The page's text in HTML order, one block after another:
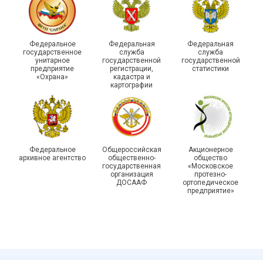
215-й юбилей
государственной
статистики отметили в
Республике Саха (Якутия)
Храбрым детям – добрые
подарки
Федеральное
государственное
унитарное
предприятие
«Охрана»
Федеральная
служба
государственной
регистрации,
кадастра и
картографии
Федеральная
служба
государственной
статистики
Федеральное
архивное агентство
Общероссийская
общественно-
государственная
организация
ДОСААФ
Акционерное
общество
«Московское
протезно-
ортопедическое
предприятие»